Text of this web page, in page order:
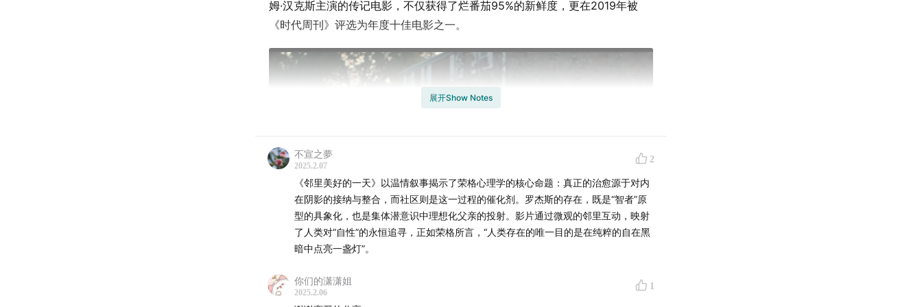
姆·汉克斯主演的传记电影，不仅获得了烂番茄95%的新鲜度，更在2019年被
《时代周刊》评选为年度十佳电影之一。
《邻里美好的一天》改编自真实故事，其中大部分人物都有真实的角色原型，汤
展开Show Notes
不宣之夢
2025.2.07
2
《邻里美好的一天》以温情叙事揭示了荣格心理学的核心命题：真正的治愈源于对内
在阴影的接纳与整合，而社区则是这一过程的催化剂。罗杰斯的存在，既是“智者”原
型的具象化，也是集体潜意识中理想化父亲的投射。影片通过微观的邻里互动，映射
了人类对“自性”的永恒追寻，正如荣格所言，“人类存在的唯一目的是在纯粹的自在黑
暗中点亮一盏灯”。
你们的潇潇姐
2025.2.06
1